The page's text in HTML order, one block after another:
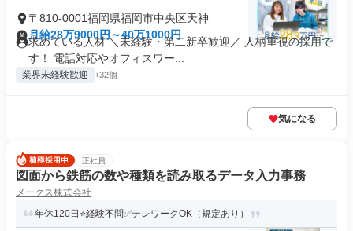
〒810-0001福岡県福岡市中央区天神
月給28万9000円～40万1000円
求めている人材 ＼未経験・第二新卒歓迎／ 人柄重視の採用で
す！ 電話対応やオフィスワー...
業界未経験歓迎 +32個
気になる
正社員
図面から鉄筋の数や種類を読み取るデータ入力事務
メークス株式会社
年休120日⭐経験不問✅テレワークOK（規定あり）